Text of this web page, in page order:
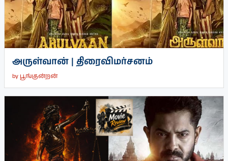
அருள்வான் | திரைவிமர்சனம்
by பூங்குன்றன்